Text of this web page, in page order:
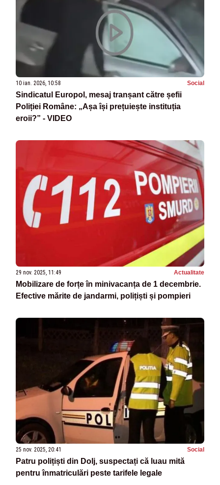
10 ian. 2026, 10:58 Social
Sindicatul Europol, mesaj tranșant către șefii
Poliției Române: „Așa își prețuiește instituția
eroii?” - VIDEO
29 nov. 2025, 11:49 Actualitate
Mobilizare de forțe în minivacanța de 1 decembrie.
Efective mărite de jandarmi, polițiști și pompieri
25 nov. 2025, 20:41 Social
Patru polițiști din Dolj, suspectați că luau mită
pentru înmatriculări peste tarifele legale